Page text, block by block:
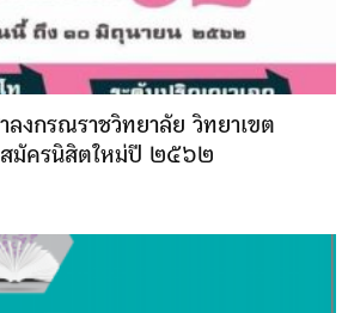
ลงกรณราชวิทยาลัย วิทยาเขต
สมัครนิสิตใหม่ปี ๒๕๖๒